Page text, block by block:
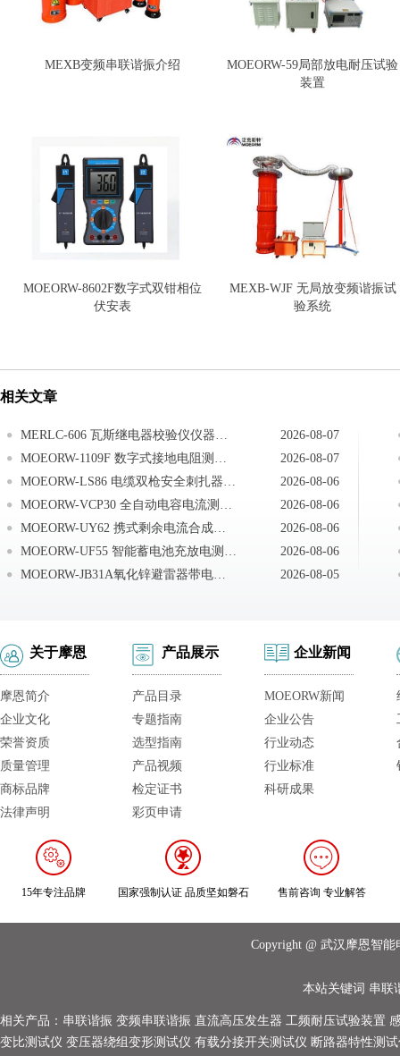
MEXB变频串联谐振介绍
MOEORW-59局部放电耐压试验
装置
MOEORW-8602F数字式双钳相位
伏安表
MEXB-WJF 无局放变频谐振试
验系统
相关文章
MERLC-606 瓦斯继电器校验仪仪器的维护
2026-08-07
MOEORW-1109F 数字式接地电阻测试仪安全规则及注意事项
2026-08-07
MOEORW-LS86 电缆双枪安全刺扎器空试扎实验
2026-08-06
MOEORW-VCP30 全自动电容电流测试仪试验前准备
2026-08-06
MOEORW-UY62 携式剩余电流合成测试仪检测交流系统总剩余电流
2026-08-06
MOEORW-UF55 智能蓄电池充放电测试仪故障排查方式
2026-08-06
MOEORW-JB31A氧化锌避雷器带电测试仪注意事项
2026-08-05
关于摩恩
摩恩简介
企业文化
荣誉资质
质量管理
商标品牌
法律声明
产品展示
产品目录
专题指南
选型指南
产品视频
检定证书
彩页申请
企业新闻
MOEORW新闻
企业公告
行业动态
行业标准
科研成果
15年专注品牌 国家强制认证 品质坚如磐石 售前咨询 专业解答
Copyright @ 武汉摩恩智
本站关键词 串联
相关产品： 串联谐振 变频串联谐振 直流高压发生器 工频耐压试验装置
变比测试仪 变压器绕组变形测试仪 有载分接开关测试仪 断路器特性测